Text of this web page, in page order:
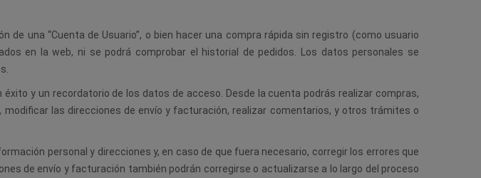
una “Cuenta de Usuario”, o bien hacer una compra rápida sin registro (como usuario
en la web, ni se podrá comprobar el historial de pedidos. Los datos personales se
y un recordatorio de los datos de acceso. Desde la cuenta podrás realizar compras,
las direcciones de envío y facturación, realizar comentarios, y otros trámites o
personal y direcciones y, en caso de que fuera necesario, corregir los errores que
de envío y facturación también podrán corregirse o actualizarse a lo largo del proceso